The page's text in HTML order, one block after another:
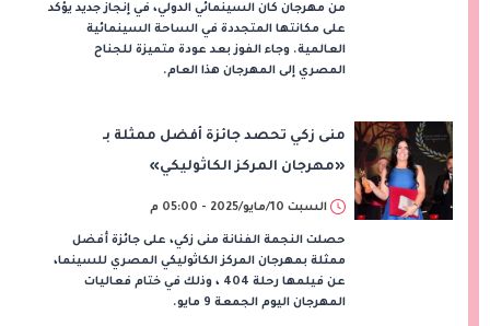
من مهرجان كان السينمائي الدولي، في إنجاز جديد يؤكد
على مكانتها المتجددة في الساحة السينمائية
العالمية. وجاء الفوز بعد عودة متميزة للجناح
المصري إلى المهرجان هذا العام.
منى زكي تحصد جائزة أفضل ممثلة بـ
«مهرجان المركز الكاثوليكي»
السبت 10/مايو/2025 - 05:00 م
حصلت النجمة الفنانة منى زكي، على جائزة أفضل
ممثلة بمهرجان المركز الكاثوليكي المصري للسينما،
عن فيلمها رحلة 404 ، وذلك في ختام فعاليات
المهرجان اليوم الجمعة 9 مايو.